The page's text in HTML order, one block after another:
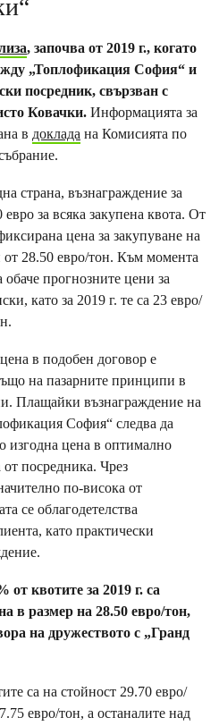
, започва от 2019 г., когато
„Топлофикация София“ и
посредник, свързван с
Ковачки. Информацията за
в доклада на Комисията по
страна, възнаграждение за
за всяка закупена квота. От
цена за закупуване на
28.50 евро/тон. Към момента
прогнозните цени за
като за 2019 г. те са 23 евро/
в подобен договор е
на пазарните принципи в
Плащайки възнаграждение на
София“ следва да
изгодна цена в оптимално
посредника. Чрез
по-висока от
се облагодетелства
като практически
квотите за 2019 г. са
в размер на 28.50 евро/тон,
на дружеството с „Гранд
са на стойност 29.70 евро/
евро/тон, а останалите над